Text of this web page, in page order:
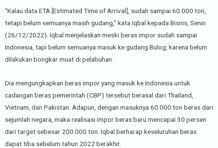
“Kalau data ETA [Estimated Time of Arrival], sudah sampai 60.000 ton,
tetapi belum semuanya masih gudang,” kata Iqbal kepada Bisnis, Senin
(26/12/2022). Iqbal menjelaskan meski beras impor sudah sampai
Indonesia, tapi belum semuanya masuk ke gudang Bulog, karena belum
dilakukan bongkar muat di pelabuhan.
Dia mengungkapkan beras impor yang masuk ke Indonesia untuk
cadangan beras pemerintah (CBP) tersebut berasal dari Thailand,
Vietnam, dan Pakistan. Adapun, dengan masuknya 60.000 ton beras dari
sejumlah negara, maka realisasi impor beras baru mencapai 30 persen
dari target sebesar 200.000 ton. Iqbal berharap keseluruhan beras
dapat tiba sebelum tahun 2022 berakhir.